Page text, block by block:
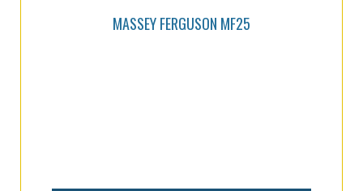
MASSEY FERGUSON MF25